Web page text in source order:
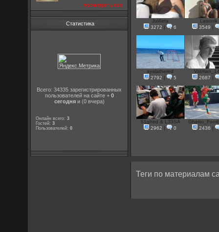
посмотреть все
Статистика
Всего: 34335 зарегистрированных
пользователей на сайте + 0
сегодняи (0 вчера)
Онлайн всего:3
Гостей:3
Пользователей:0
Jul4eta
3272
| 6
Lasonik
3549
|
ayalathered
2792
| 5
2687
|
S1ghed & L33SA
2962
| 0
2436
|
Теги по материалам